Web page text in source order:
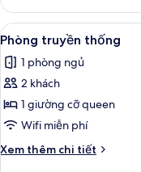
Phòng
Superior
Xem
tất
cả
ảnh
Phòng
truyền
thống
6
Phòng truyền thống
1 phòng ngủ
2 khách
1 giường cỡ queen
Wifi miễn phí
Xem thêm chi tiết
Chi